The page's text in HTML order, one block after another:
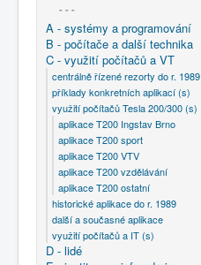
- - -
A - systémy a programování
B - počítače a další technika
C - využití počítačů a VT
centrálně řízené rezorty do r. 1989
příklady konkretních aplikací (s)
využití počítačů Tesla 200/300 (s)
aplikace T200 Ingstav Brno
aplikace T200 sport
aplikace T200 VTV
aplikace T200 vzdělávání
aplikace T200 ostatní
historické aplikace do r. 1989
další a současné aplikace
využití počítačů a IT (s)
D - lidé